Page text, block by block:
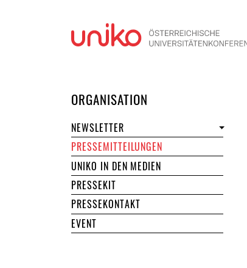
ORGANISATION
NEWSLETTER
PRESSEMITTEILUNGEN
UNIKO IN DEN MEDIEN
PRESSEKIT
PRESSEKONTAKT
EVENT